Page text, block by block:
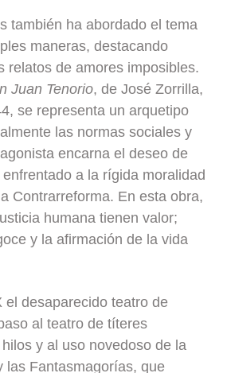
también ha abordado el tema
maneras, destacando
relatos de amores imposibles.
Juan Tenorio, de José Zorrilla,
se representa un arquetipo
las normas sociales y
encarna el deseo de
a la rígida moralidad
Contrarreforma. En esta obra,
humana tienen valor;
y la afirmación de la vida
el desaparecido teatro de
al teatro de títeres
y al uso novedoso de la
las Fantasmagorías, que